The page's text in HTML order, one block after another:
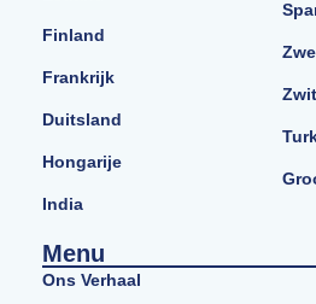
Finland
Frankrijk
Duitsland
Hongarije
India
Menu
Ons Verhaal